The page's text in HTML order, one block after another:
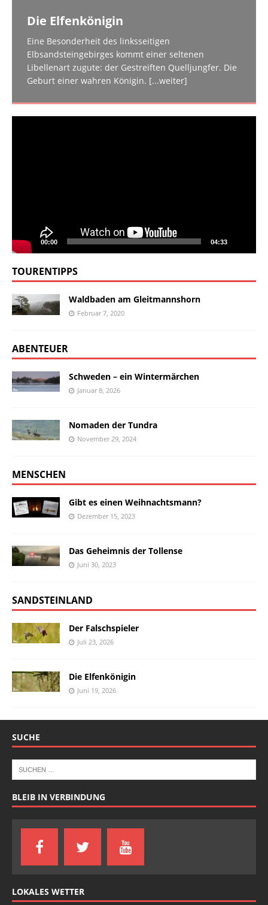
Die Elfenkönigin
Eine Besonderheit des linksseitigen
Elbsandsteingebirges kommt einer seltenen
Libellenart zugute: der Gestreiften Quelljungfer. Die
Geburt einer wahren Königin. [...weiter]
00:00 04:33
TOURENTIPPS
Waldbaden am Gleitmannshorn
Februar 7, 2020
ABENTEUER
Schweden – ein Wintermärchen
Januar 8, 2026
Nomaden der Tundra
November 29, 2024
MENSCHEN
Gibt es einen Weihnachtsmann?
Dezember 15, 2023
Das Geheimnis der Tollense
Juni 30, 2023
SANDSTEINLAND
Der Falschspieler
Juli 23, 2026
Die Elfenkönigin
Juni 19, 2026
SUCHE
BLEIB IN VERBINDUNG
LOKALES WETTER